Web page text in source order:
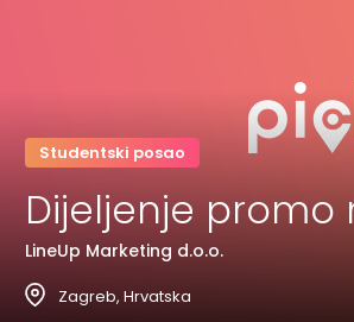
Studentski posao
Dijeljenje
LineUp Marketing d.o.o.
Zagreb, Hrvatska